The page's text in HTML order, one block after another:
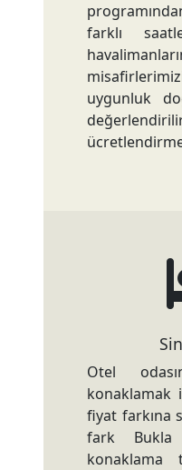
farklı
uygunluk
Otel
konaklamak
fiyat farkına
fark Bukla
konaklama